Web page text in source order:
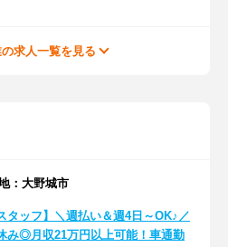
求人一覧を見る
：大野城市
タッフ】＼週払い＆週4日～OK♪／
み◎月収21万円以上可能！車通勤